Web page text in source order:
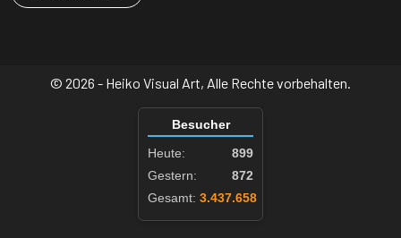
© 2026 - Heiko Visual Art, Alle Rechte vorbehalten.
Besucher
Heute:
899
Gestern:
872
Gesamt: 3.437.658